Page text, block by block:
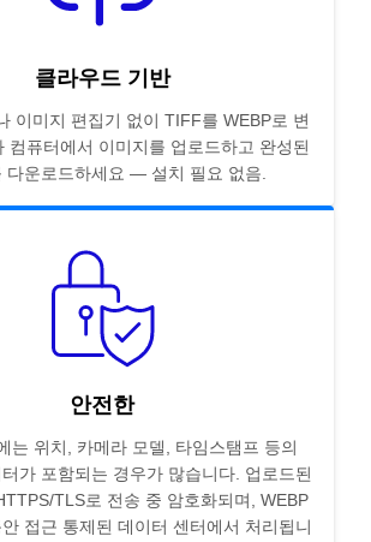
클라우드 기반
이미지 편집기 없이 TIFF를 WEBP로 변
컴퓨터에서 이미지를 업로드하고 완성된
다운로드하세요 — 설치 필요 없음.
안전한
는 위치, 카메라 모델, 타임스탬프 등의
가 포함되는 경우가 많습니다. 업로드된
TLS로 전송 중 암호화되며, WEBP
접근 통제된 데이터 센터에서 처리됩니